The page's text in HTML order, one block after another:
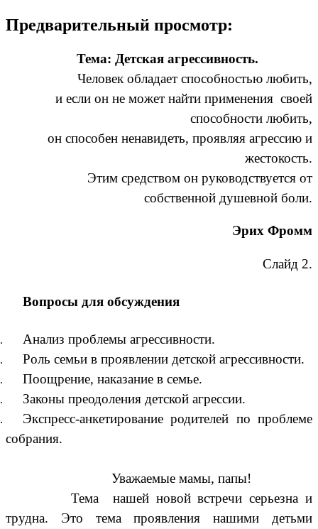
Предварительный просмотр:
Тема: Детская агрессивность.
Человек обладает способностью любить,
и если он не может найти применения своей
способности любить,
он способен ненавидеть, проявляя агрессию и
жестокость.
Этим средством он руководствуется от
собственной душевной боли.
Эрих Фромм
Слайд 2.
Вопросы для обсуждения
Анализ проблемы агрессивности.
Роль семьи в проявлении детской агрессивности.
Поощрение, наказание в семье.
Законы преодоления детской агрессии.
Экспресс-анкетирование родителей по проблеме
собрания.
Уважаемые мамы, папы!
Тема нашей новой встречи серьезна и
трудна. Это тема проявления нашими детьми